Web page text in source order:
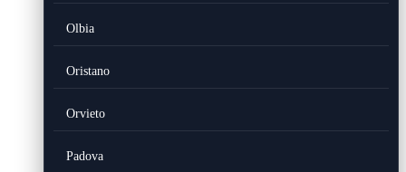
Olbia
Oristano
Orvieto
Padova